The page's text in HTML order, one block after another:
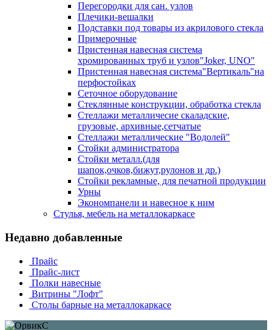
Перегородки для сан. узлов
Плечики-вешалки
Подставки под товары из акрилового стекла
Примерочные
Пристенная навесная система
хромированных труб и узлов"Joker, UNO"
Пристенная навесная система"Вертикаль"на
перфостойках
Сеточное оборудование
Стеклянные конструкции, обработка стекла
Стеллажи металличесие скаладские,
грузовые, архивные,сетчатые
Стеллажи металлические "Водолей"
Стойки администратора
Стойки металл.(для
шапок,очков,бижут,рулонов и др.)
Стойки рекламные, для печатной продукции
Урны
Экономпанели и навесное к ним
Стулья, мебель на металлокаркасе
Недавно добавленные
Прайс
Прайс-лист
Полки навесные
Витрины "Лофт"
Столы барные на металлокаркасе